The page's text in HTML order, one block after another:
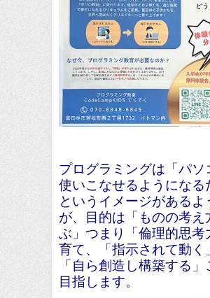
プログラミングは「パソ
使いこなせるようになる
というイメージがあるよ
が、目的は「ものの考え
ぶ」つまり「倫理的思考
育て、「指示されて動く
「自ら創造し構築する」
目指します。